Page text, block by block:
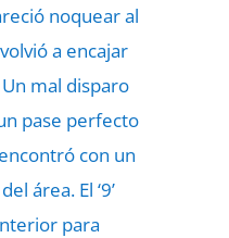
noquear al
a encajar
mal disparo
pase perfecto
con un
área. El ‘9’
para